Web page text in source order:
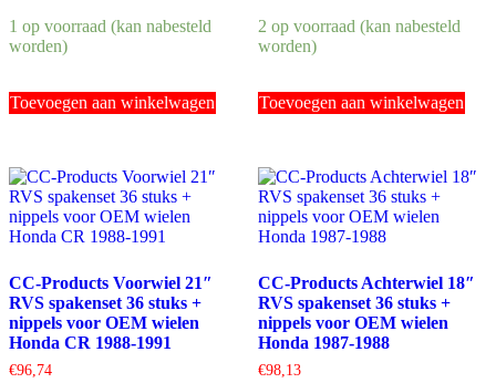
1 op voorraad (kan nabesteld
worden)
Toevoegen aan winkelwagen
2 op voorraad (kan nabesteld
worden)
Toevoegen aan winkelwagen
CC-Products Voorwiel 21″
RVS spakenset 36 stuks +
nippels voor OEM wielen
Honda CR 1988-1991
€96,74
CC-Products Achterwiel 18″
RVS spakenset 36 stuks +
nippels voor OEM wielen
Honda 1987-1988
€98,13